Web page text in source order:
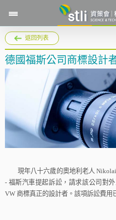
返回列表
德國福斯公司商標設計
現年八十六歲的奧地利老人
- 福斯汽車提起訴訟，請求該公司對
VW 商標真正的設計者。該項訴訟費用